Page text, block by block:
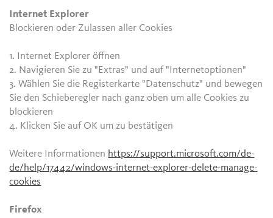
Internet Explorer
Blockieren oder Zulassen aller Cookies
1. Internet Explorer öffnen
2. Navigieren Sie zu "Extras" und auf "Internetoptionen"
3. Wählen Sie die Registerkarte "Datenschutz" und bewegen
Sie den Schieberegler nach ganz oben um alle Cookies zu
blockieren
4. Klicken Sie auf OK um zu bestätigen
Weitere Informationen https://support.microsoft.com/de-
de/help/17442/windows-internet-explorer-delete-manage-
cookies
Firefox